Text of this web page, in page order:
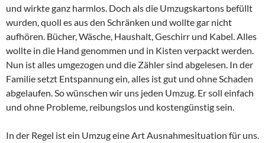
und wirkte ganz harmlos. Doch als die Umzugskartons befüllt
wurden, quoll es aus den Schränken und wollte gar nicht
aufhören. Bücher, Wäsche, Haushalt, Geschirr und Kabel. Alles
wollte in die Hand genommen und in Kisten verpackt werden.
Nun ist alles umgezogen und die Zähler sind abgelesen. In der
Familie setzt Entspannung ein, alles ist gut und ohne Schaden
abgelaufen. So wünschen wir uns jeden Umzug. Er soll einfach
und ohne Probleme, reibungslos und kostengünstig sein.
In der Regel ist ein Umzug eine Art Ausnahmesituation für uns.